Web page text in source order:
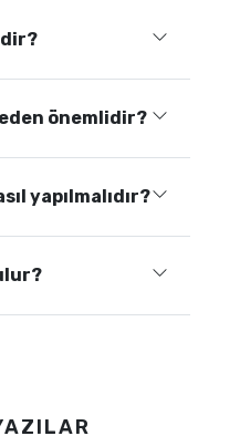
önemlidir?
yapılmalıdır?